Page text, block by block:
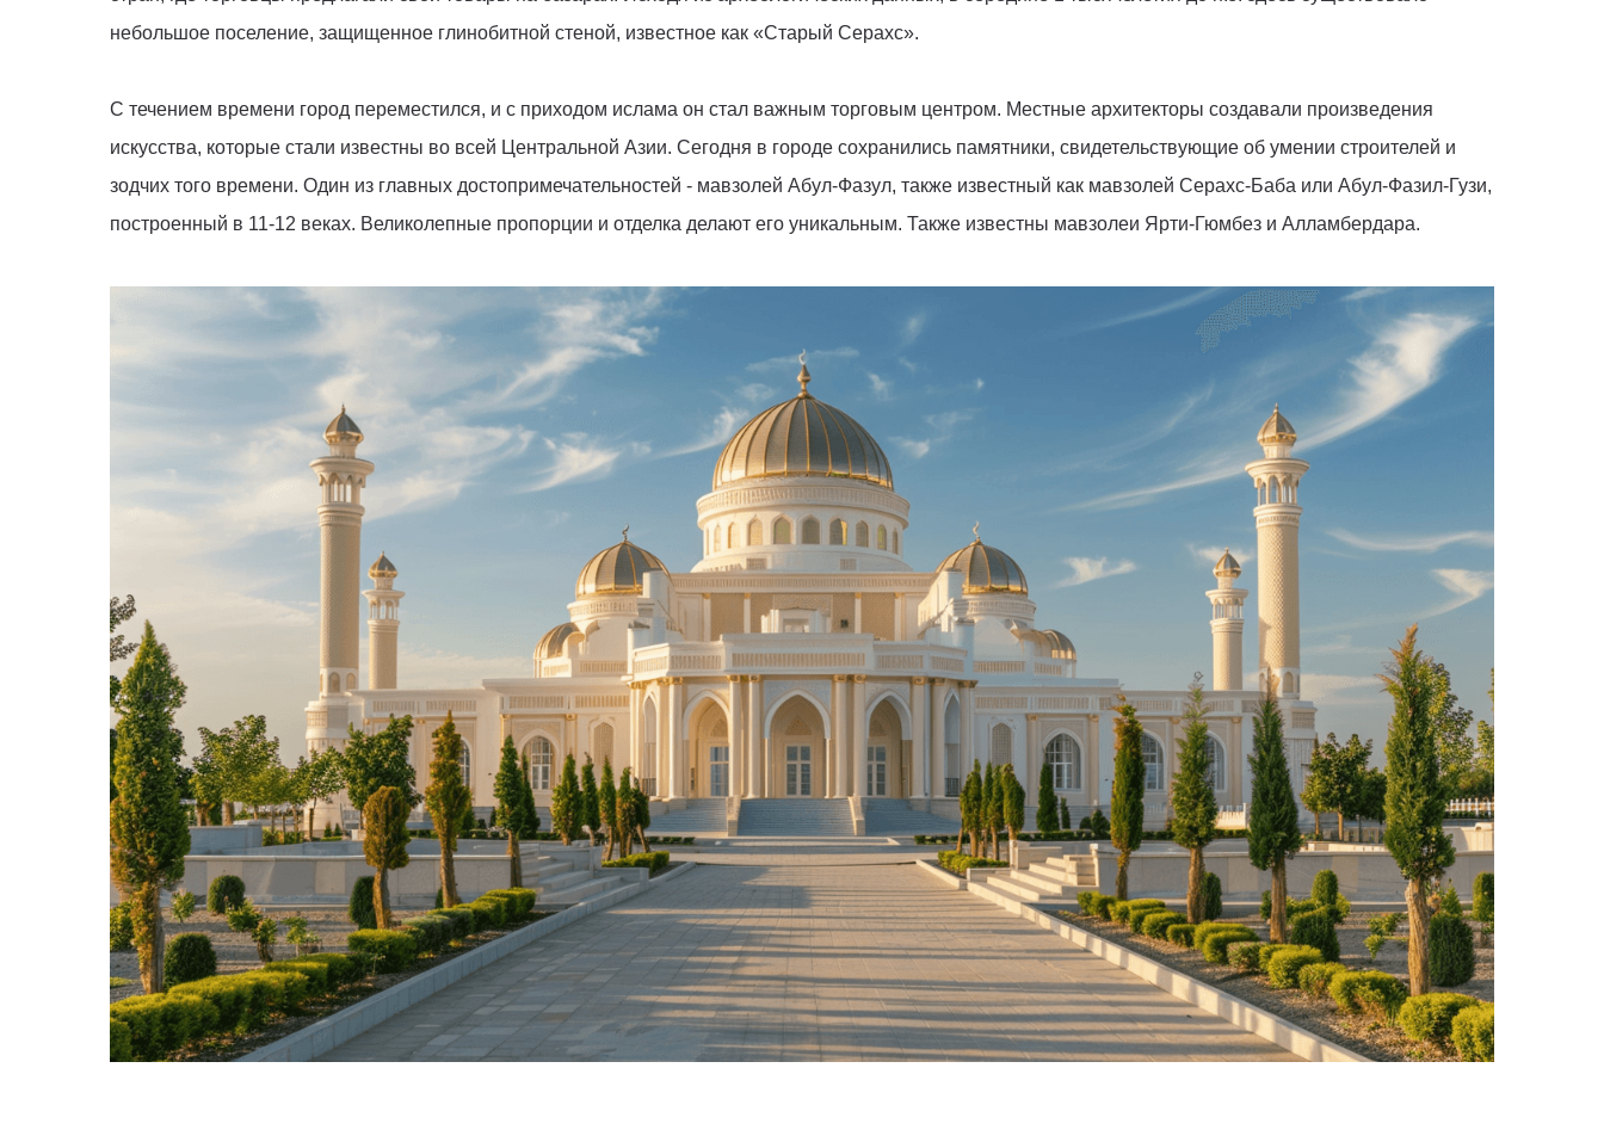
небольшое поселение, защищенное глинобитной стеной, известное как «Старый Серахс».
С течением времени город переместился, и с приходом ислама он стал важным торговым центром. Местные архитекторы создавали произведения
искусства, которые стали известны во всей Центральной Азии. Сегодня в городе сохранились памятники, свидетельствующие об умении строителей и
зодчих того времени. Один из главных достопримечательностей - мавзолей Абул-Фазул, также известный как мавзолей Серахс-Баба или Абул-Фазил-Гузи,
построенный в 11-12 веках. Великолепные пропорции и отделка делают его уникальным. Также известны мавзолеи Ярти-Гюмбез и Алламбердара.